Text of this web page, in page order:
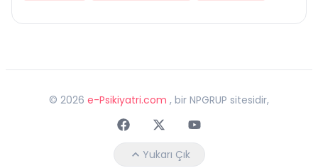
© 2026 e-Psikiyatri.com , bir NPGRUP sitesidir,
FaceebokTwitterYoutube
Yukarı Çık